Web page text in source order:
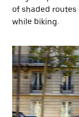
of shaded
while biking.